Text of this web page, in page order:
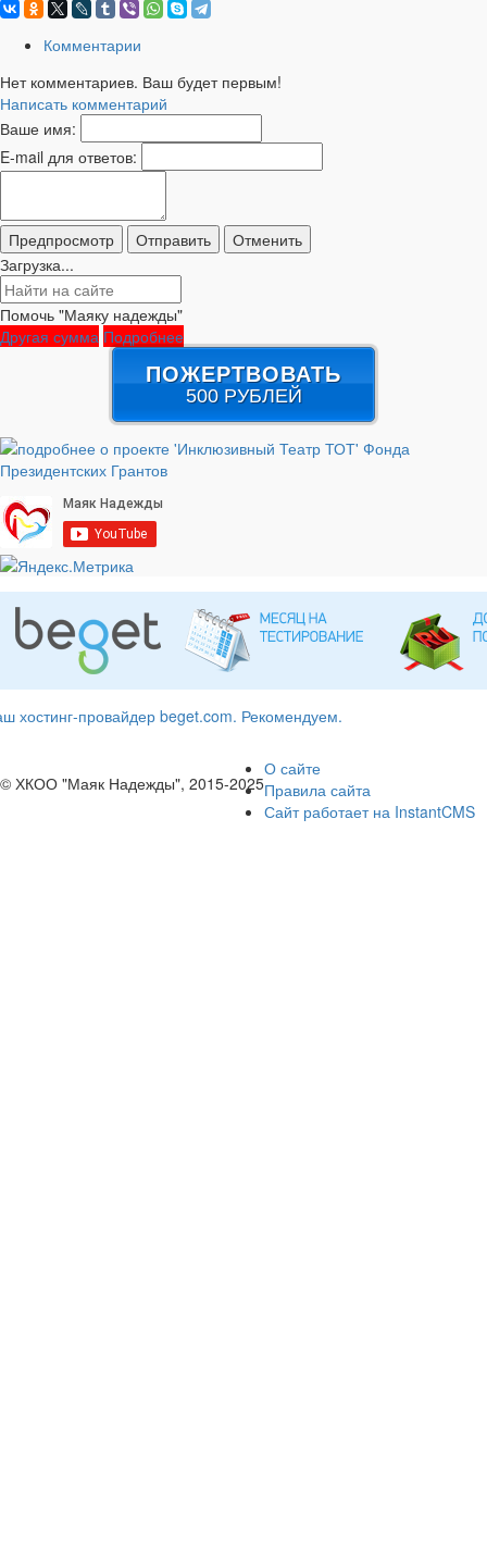
Комментарии
Нет комментариев. Ваш будет первым!
Написать комментарий
Ваше имя:
E-mail для ответов:
Загрузка...
Помочь "Маяку надежды"
Другая сумма Подробнее
ПОЖЕРТВОВАТЬ
500 РУБЛЕЙ
хостинг-провайдер beget.com. Рекомендуем.
© ХКОО "Маяк Надежды", 2015-2025
О сайте
Правила сайта
Сайт работает на InstantCMS